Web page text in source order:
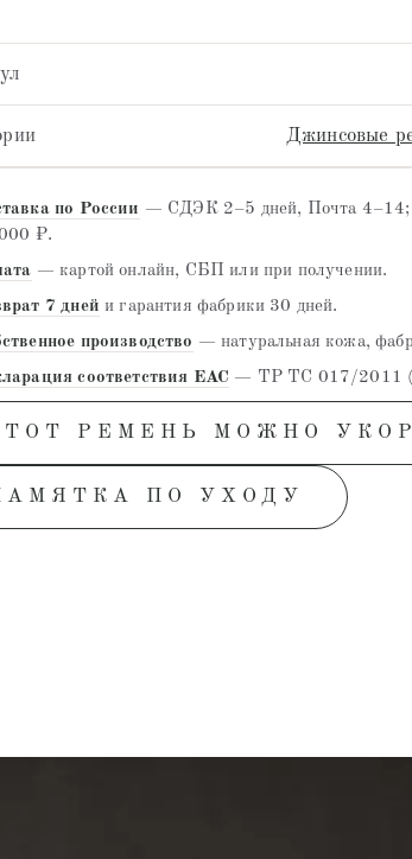
Джинсовые
по России — СДЭК 2–5 дней, Почта 4–14;
₽.
— картой онлайн, СБП или при получении.
7 дней и гарантия фабрики 30 дней.
производство — натуральная кожа,
соответствия EAC — ТР ТС 017/2011
РЕМЕНЬ МОЖНО
ПО УХОДУ